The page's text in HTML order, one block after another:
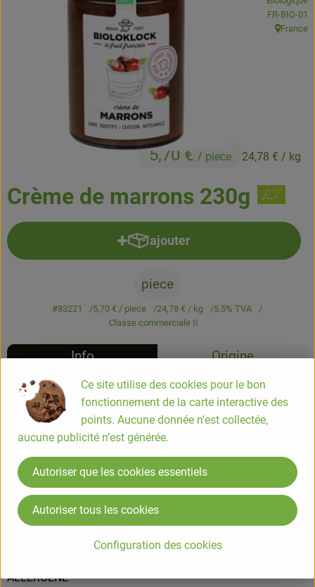
Accessoires et divers
Cosmétique et hygiène
Crème de marrons 230g
5,70 € / piece 24,78 € / kg
, Autorité
FR-BIO-01
, Origine:
France
ajouter
Ajouter le produit au panier
piece
#83221 5,70 €/ piece 24,78 €/ kg
5.5% TVA
Classe commerciale II
Info Origine
Info
Concoctée avec de beaux marrons du Sud-Ouest, notre
exigeants grâce à sa texture onctueuse.
COMPOSITION
45% issus de l'agriculture biologique.
ALLERGENE
Ce site utilise des cookies pour le bon
fonctionnement de la carte interactive des
points. Aucune donnée n'est collectée,
aucune publicité n’est générée.
Configuration des cookies
Autoriser que les cookies essentiels
Autoriser tous les cookies